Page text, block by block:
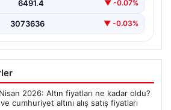
6491.4 ▼ -0.07%
3073636 ▼ -0.03%
2026: Altın fiyatları ne kadar oldu?
cumhuriyet altını alış satış fiyatları